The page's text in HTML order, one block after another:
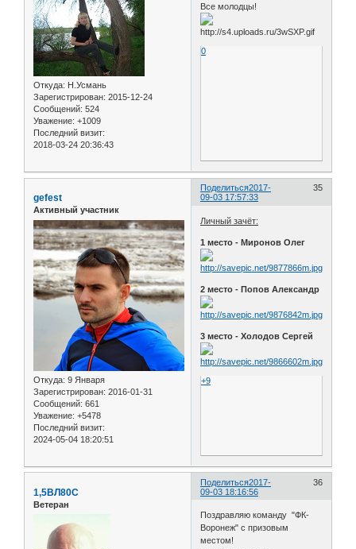
Откуда: Н.Усмань
Зарегистрирован: 2015-12-24
Сообщений: 524
Уважение: +1009
Последний визит:
2018-03-24 20:36:43
Все молодцы!
0
Поделиться 35
2017-
09-03 17:57:33
gefest
Активный участник
Откуда: 9 Января
Зарегистрирован: 2016-01-31
Сообщений: 661
Уважение: +5478
Последний визит:
2024-05-04 18:20:51
Личный зачёт:
1 место - Миронов Олег
2 место - Попов Александр
3 место - Холодов Сергей
+9
Поделиться 36
2017-
09-03 18:16:56
1,5ВЛ80С
Ветеран
Поздравляю команду "ФК-
Воронеж" с призовым
местом!